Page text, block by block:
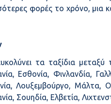
φορές το χρόνο, μια
τα ταξίδια
Εσθονία, Φινλανδία,
Λουξεμβούργο, Μάλτα,
Σουηδία, Ελβετία,